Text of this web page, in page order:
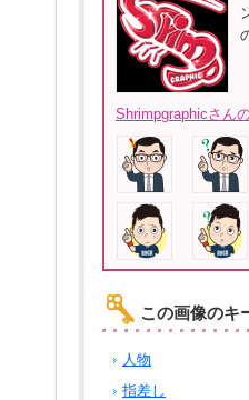
Shrimpgraphicさん
この画像のキ
人物
指差し